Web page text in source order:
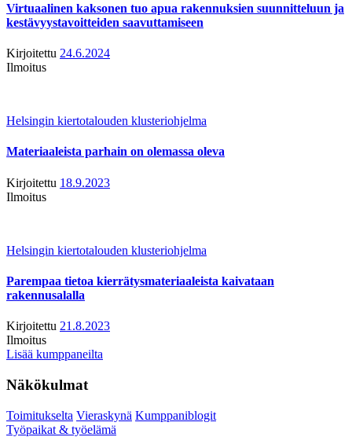
Virtuaalinen kaksonen tuo apua rakennuksien suunnitteluun ja
kestävyystavoitteiden saavuttamiseen
Kirjoitettu 24.6.2024
Ilmoitus
Helsingin kiertotalouden klusteriohjelma
Materiaaleista parhain on olemassa oleva
Kirjoitettu 18.9.2023
Ilmoitus
Helsingin kiertotalouden klusteriohjelma
Parempaa tietoa kierrätysmateriaaleista kaivataan
rakennusalalla
Kirjoitettu 21.8.2023
Ilmoitus
Lisää kumppaneilta
Näkökulmat
Toimitukselta Vieraskynä Kumppaniblogit
Työpaikat & työelämä